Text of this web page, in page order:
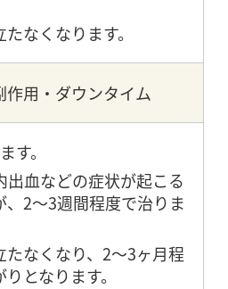
なくなります。
用・ダウンタイム
す。
出血などの症状が起こる
、2～3週間程度で治りま
なくなり、2～3ヶ月程
となります。